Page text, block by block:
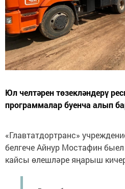
Юл челтәрен төзекләндерү
программалар буенча алып
«Главтатдортранс»
белгече Айнур Мостафин
кайсы өлешләре яңарыш